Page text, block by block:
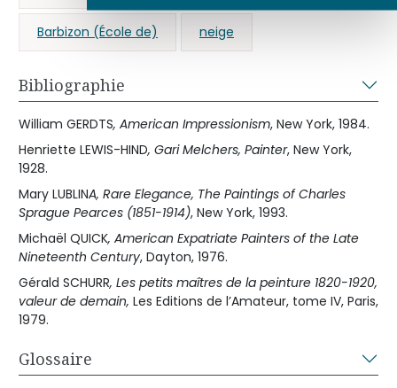
Barbizon (École de) neige
Bibliographie
William GERDTS, American Impressionism, New York, 1984.
Henriette LEWIS-HIND, Gari Melchers, Painter, New York,
1928.
Mary LUBLINA, Rare Elegance, The Paintings of Charles
Sprague Pearces (1851-1914), New York, 1993.
Michaël QUICK, American Expatriate Painters of the Late
Nineteenth Century, Dayton, 1976.
Gérald SCHURR, Les petits maîtres de la peinture 1820-1920,
valeur de demain, Les Editions de l’Amateur, tome IV, Paris,
1979.
Glossaire